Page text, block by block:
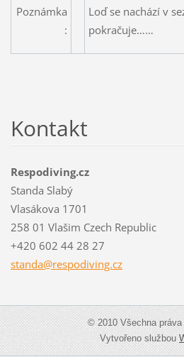
Poznámka
:
Loď se nachází v
pokračuje……
Kontakt
Respodiving.cz
Standa Slabý
Vlasákova 1701
258 01 Vlašim Czech Republic
+420 602 44 28 27
standa@respodiving.cz
© 2010 Všechna práva
Vytvořeno službou